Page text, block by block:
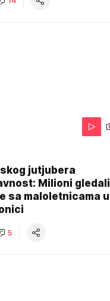
jutjubera
Milioni gledali
sa maloletnicama u
5